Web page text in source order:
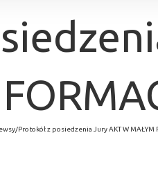
/Protokół z posiedzenia Jury AKT W MAŁYM